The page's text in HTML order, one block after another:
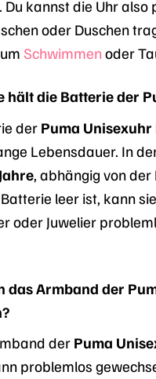
kannst die Uhr also
oder Duschen
Schwimmen oder
hält die Batterie der
der Puma
Lebensdauer. In
, abhängig von
leer ist, kann
oder Juwelier
das Armband der
der Puma
problemlos